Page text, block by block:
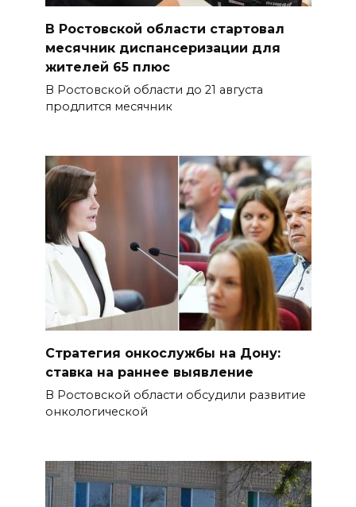
В Ростовской области стартовал
месячник диспансеризации для
жителей 65 плюс
В Ростовской области до 21 августа
продлится месячник
Стратегия онкослужбы на Дону:
ставка на раннее выявление
В Ростовской области обсудили развитие
онкологической